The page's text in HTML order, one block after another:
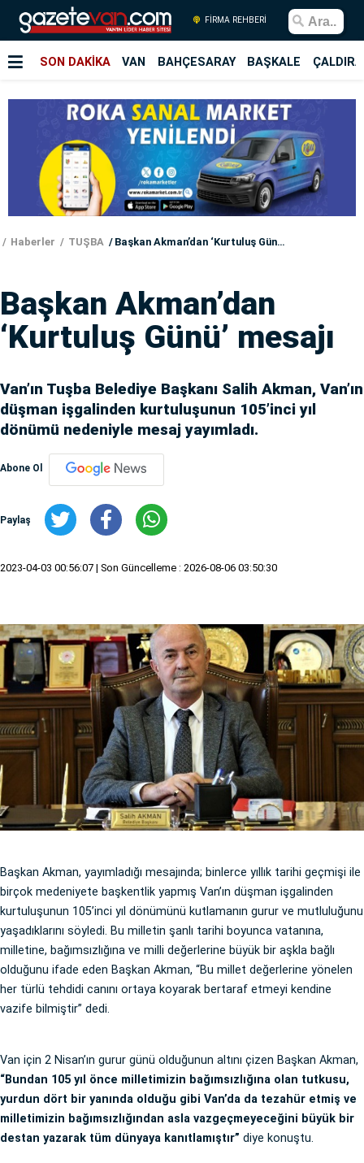
FİRMA REHBERİ
SON DAKİKA VAN BAHÇESARAY BAŞKALE
Haberler TUŞBA Başkan Akman’dan ‘Kurtuluş Günü’ mesajı
Başkan Akman’dan
‘Kurtuluş Günü’ mesajı
Van’ın Tuşba Belediye Başkanı Salih Akman, Van’ın
düşman işgalinden kurtuluşunun 105’inci yıl
dönümü nedeniyle mesaj yayımladı.
Abone Ol
Paylaş
2023-04-03 00:56:07 | Son Güncelleme : 2026-08-06 03:50:30
Başkan Akman, yayımladığı mesajında; binlerce yıllık tarihi geçmişi ile
birçok medeniyete başkentlik yapmış Van’ın düşman işgalinden
kurtuluşunun 105’inci yıl dönümünü kutlamanın gurur ve mutluluğunu
yaşadıklarını söyledi. Bu milletin şanlı tarihi boyunca vatanına,
milletine, bağımsızlığına ve milli değerlerine büyük bir aşkla bağlı
olduğunu ifade eden Başkan Akman, “Bu millet değerlerine yönelen
her türlü tehdidi canını ortaya koyarak bertaraf etmeyi kendine
vazife bilmiştir” dedi.
Van için 2 Nisan’ın gurur günü olduğunun altını çizen Başkan Akman,
“Bundan 105 yıl önce milletimizin bağımsızlığına olan tutkusu,
yurdun dört bir yanında olduğu gibi Van’da da tezahür etmiş ve
milletimizin bağımsızlığından asla vazgeçmeyeceğini büyük bir
destan yazarak tüm dünyaya kanıtlamıştır” diye konuştu.